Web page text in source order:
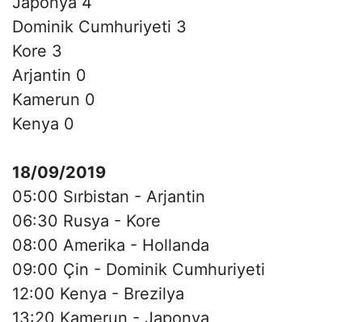
Dominik Cumhuriyeti 3
Kore 3
Arjantin 0
Kamerun 0
Kenya 0
18/09/2019
05:00 Sırbistan - Arjantin
06:30 Rusya - Kore
08:00 Amerika - Hollanda
09:00 Çin - Dominik Cumhuriyeti
12:00 Kenya - Brezilya
13:20 Kamerun - Japonya